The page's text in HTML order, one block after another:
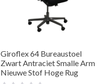
Giroflex 64 Bureaustoel
Zwart Antraciet Smalle Arm
Nieuwe Stof Hoge Rug